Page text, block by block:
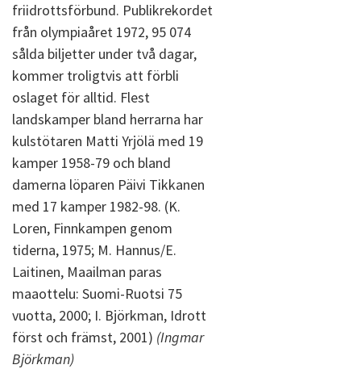
friidrottsförbund. Publikrekordet
från olympiaåret 1972, 95 074
sålda biljetter under två dagar,
kommer troligtvis att förbli
oslaget för alltid. Flest
landskamper bland herrarna har
kulstötaren Matti Yrjölä med 19
kamper 1958-79 och bland
damerna löparen Päivi Tikkanen
med 17 kamper 1982-98. (K.
Loren, Finnkampen genom
tiderna, 1975; M. Hannus/E.
Laitinen, Maailman paras
maaottelu: Suomi-Ruotsi 75
vuotta, 2000; I. Björkman, Idrott
först och främst, 2001) (Ingmar
Björkman)